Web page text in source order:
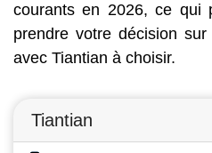
courants en 2026, ce qui
prendre votre décision
avec Tiantian à choisir.
Tiantian